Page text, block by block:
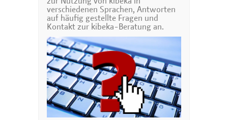
verschiedenen Sprachen, Antworten
auf häufig gestellte Fragen und
Kontakt zur kibeka-Beratung an.